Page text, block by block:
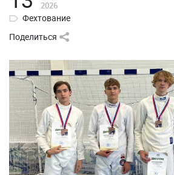
2026
Фехтование
Поделиться